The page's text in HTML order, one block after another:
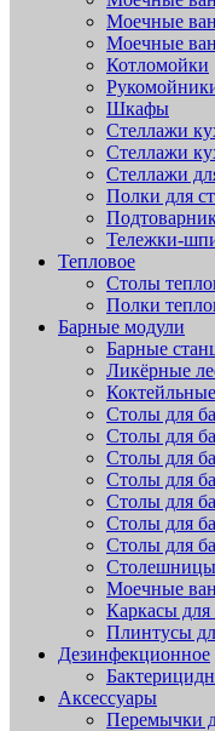
Моечные
Моечные
Котломойки
Шкафы
Стеллажи
Стеллажи
Стеллажи
Полки для
Тележки-
Тепловое
Столы
Полки
Барные модули
Барные
Ликёрные
Столы для
Столы для
Столы для
Столы для
Столы для
Столы для
Столы для
Столешницы
Моечные
Каркасы для
Плинтусы
Дезинфекционное
Аксессуары
Перемычки